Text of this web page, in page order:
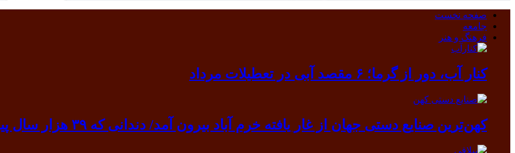
صفحه نخست
جامعه
فرهنگ و هنر
کنار آب، دور از گرما؛ ۶ مقصد آبی در تعطیلات مرداد
کهن‌ترین صنایع دستی جهان از غار یافته خرم آباد بیرون آمد/ دندانی که ۳۹ هزار سال پیش به گردن انسان نخستین آویخته شد